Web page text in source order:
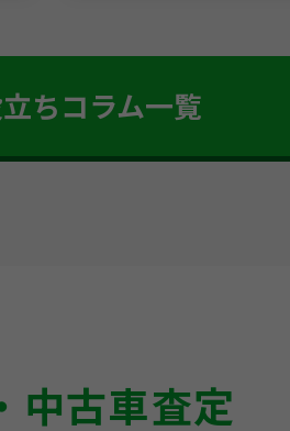
ちコラム一覧
中古車査定